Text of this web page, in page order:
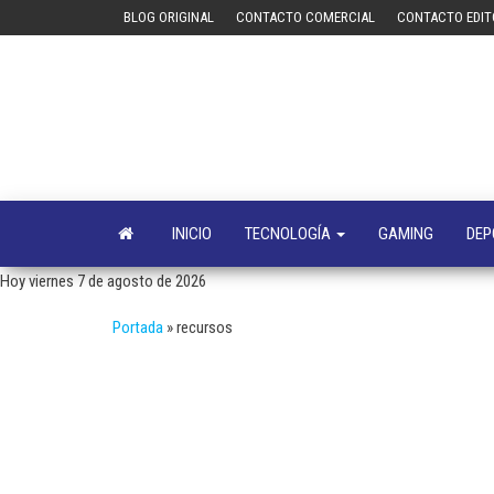
BLOG ORIGINAL CONTACTO COMERCIAL CONTACTO
INICIO TECNOLOGÍA GAMING
Hoy viernes 7 de agosto de 2026
Portada »recursos